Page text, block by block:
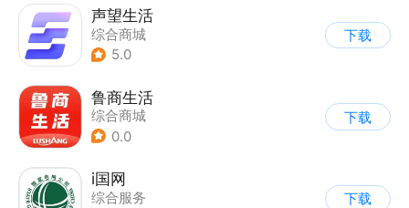
声望生活
综合商城
5.0
下载
鲁商生活
综合商城
0.0
下载
i国网
综合服务
下载